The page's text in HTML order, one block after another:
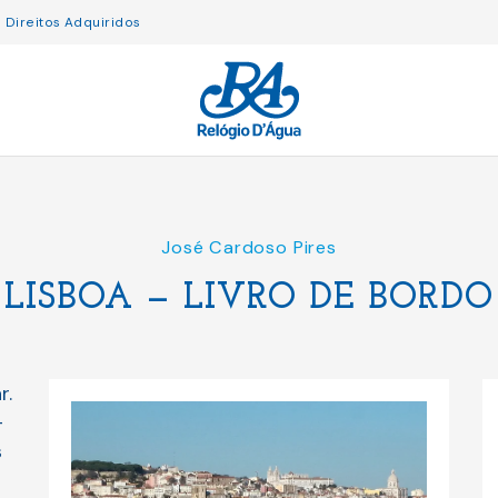
Direitos Adquiridos
José Cardoso Pires
LISBOA — LIVRO DE BORDO